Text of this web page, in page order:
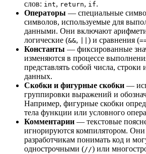
слов: int, return, if.
Операторы — специальные
символов, используемые для
данными. Они включают
логические (&&, ) и сравнения (
Константы — фиксированные
изменяются в процессе
представлять собой числа,
данных.
Скобки и фигурные скобки —
группировки выражений и
Например, фигурные скобки
тела функции или условного
Комментарии — текстовые
игнорируются компилятором.
разработчикам понимать код и
однострочными (//) или